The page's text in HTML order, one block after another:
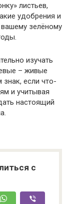
листьев,
удобрения и
зелёному
изучать
– живые
если что-
и учитывая
настоящий
с